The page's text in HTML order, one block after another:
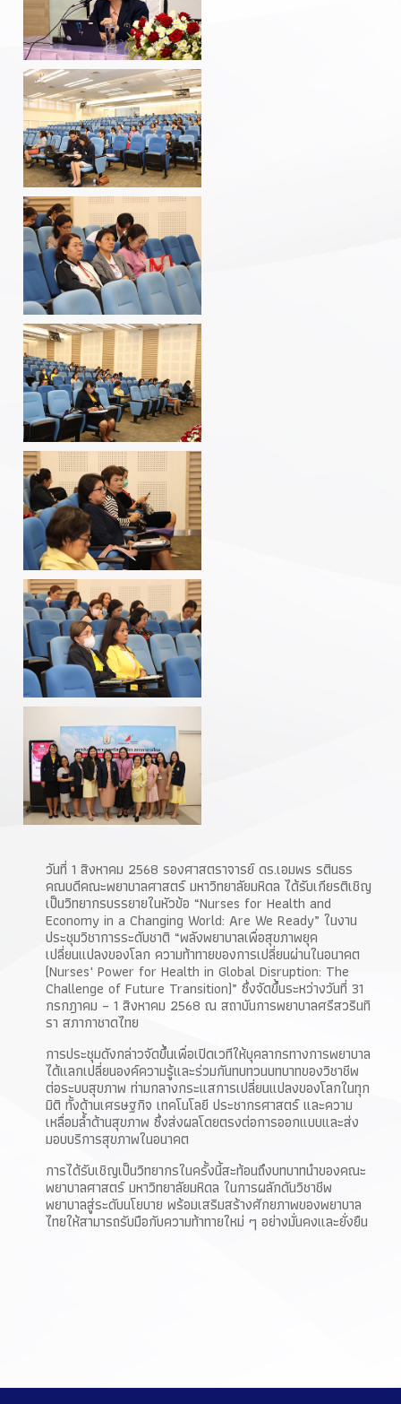
วันที่ 1 สิงหาคม 2568 รองศาสตราจารย์ ดร.เอมพร รตินธร
คณบดีคณะพยาบาลศาสตร์ มหาวิทยาลัยมหิดล ได้รับเกียรติเชิญ
เป็นวิทยากรบรรยายในหัวข้อ “Nurses for Health and
Economy in a Changing World: Are We Ready” ในงาน
ประชุมวิชาการระดับชาติ “พลังพยาบาลเพื่อสุขภาพยุค
เปลี่ยนแปลงของโลก ความท้าทายของการเปลี่ยนผ่านในอนาคต
(Nurses' Power for Health in Global Disruption: The
Challenge of Future Transition)” ซึ่งจัดขึ้นระหว่างวันที่ 31
กรกฎาคม – 1 สิงหาคม 2568 ณ สถาบันการพยาบาลศรีสวรินทิ
รา สภากาชาดไทย
การประชุมดังกล่าวจัดขึ้นเพื่อเปิดเวทีให้บุคลากรทางการพยาบาล
ได้แลกเปลี่ยนองค์ความรู้และร่วมกันทบทวนบทบาทของวิชาชีพ
ต่อระบบสุขภาพ ท่ามกลางกระแสการเปลี่ยนแปลงของโลกในทุก
มิติ ทั้งด้านเศรษฐกิจ เทคโนโลยี ประชากรศาสตร์ และความ
เหลื่อมล้ำด้านสุขภาพ ซึ่งส่งผลโดยตรงต่อการออกแบบและส่ง
มอบบริการสุขภาพในอนาคต
การได้รับเชิญเป็นวิทยากรในครั้งนี้สะท้อนถึงบทบาทนำของคณะ
พยาบาลศาสตร์ มหาวิทยาลัยมหิดล ในการผลักดันวิชาชีพ
พยาบาลสู่ระดับนโยบาย พร้อมเสริมสร้างศักยภาพของพยาบาล
ไทยให้สามารถรับมือกับความท้าทายใหม่ ๆ อย่างมั่นคงและยั่งยืน